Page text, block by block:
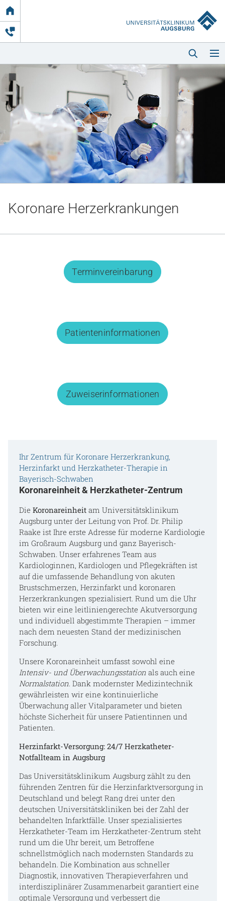
Link
zur
Startseite
Startseite
Kliniken & Einrichtungen
Notaufnahme
Koronare Herzerkrankungen
Terminvereinbarung
Patienteninformationen
Zuweiserinformationen
Ihr Zentrum für Koronare Herzerkrankung,
Herzinfarkt und Herzkatheter-Therapie in
Bayerisch-Schwaben
Koronareinheit & Herzkatheter-Zentrum
Die Koronareinheit am Universitätsklinikum
Augsburg unter der Leitung von Prof. Dr. Philip
Raake ist Ihre erste Adresse für moderne Kardiologie
im Großraum Augsburg und ganz Bayerisch-
Schwaben. Unser erfahrenes Team aus
Kardiologinnen, Kardiologen und Pflegekräften ist
auf die umfassende Behandlung von akuten
Brustschmerzen, Herzinfarkt und koronaren
Herzerkrankungen spezialisiert. Rund um die Uhr
bieten wir eine leitliniengerechte Akutversorgung
und individuell abgestimmte Therapien – immer
nach dem neuesten Stand der medizinischen
Forschung.
Unsere Koronareinheit umfasst sowohl eine
Intensiv- und Überwachungsstationals auch eine
Normalstation. Dank modernster Medizintechnik
gewährleisten wir eine kontinuierliche
Überwachung aller Vitalparameter und bieten
höchste Sicherheit für unsere Patientinnen und
Patienten.
Herzinfarkt-Versorgung: 24/7 Herzkatheter-
Notfallteam in Augsburg
Das Universitätsklinikum Augsburg zählt zu den
führenden Zentren für die Herzinfarktversorgung in
Deutschland und belegt Rang drei unter den
deutschen Universitätskliniken bei der Zahl der
behandelten Infarktfälle. Unser spezialisiertes
Herzkatheter-Team im Herzkatheter-Zentrum steht
rund um die Uhr bereit, um Betroffene
schnellstmöglich nach modernsten Standards zu
behandeln. Die Kombination aus schneller
Diagnostik, innovativen Therapieverfahren und
interdisziplinärer Zusammenarbeit garantiert eine
optimale Versorgung und verbessert die